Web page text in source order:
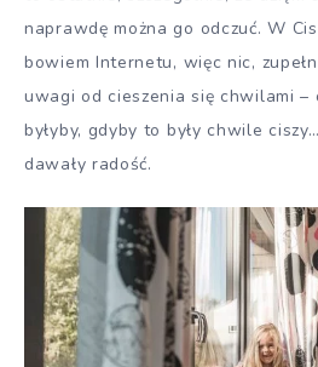
naprawdę można go odczuć. W
bowiem Internetu, więc nic,
uwagi od cieszenia się chwilami –
byłyby, gdyby to były chwile
dawały radość.